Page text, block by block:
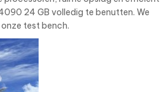
24 GB volledig te benutten. We
test bench.